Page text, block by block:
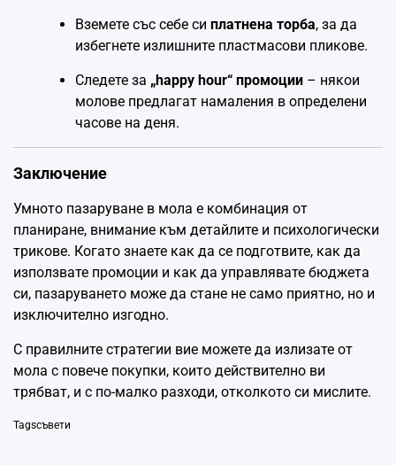
Вземете със себе си платнена торба, за да
избегнете излишните пластмасови пликове.
Следете за „happy hour“ промоции – някои
молове предлагат намаления в определени
часове на деня.
Заключение
Умното пазаруване в мола е комбинация от
планиране, внимание към детайлите и психологически
трикове. Когато знаете как да се подготвите, как да
използвате промоции и как да управлявате бюджета
си, пазаруването може да стане не само приятно, но и
изключително изгодно.
С правилните стратегии вие можете да излизате от
мола с повече покупки, които действително ви
трябват, и с по-малко разходи, отколкото си мислите.
Tagsсъвети